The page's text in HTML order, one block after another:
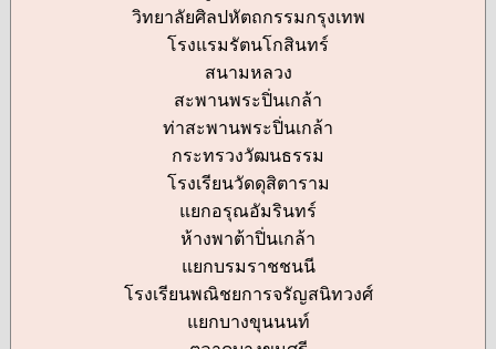
วิทยาลัยศิลปหัตถกรรมกรุงเทพ
โรงแรมรัตนโกสินทร์
สนามหลวง
สะพานพระปิ่นเกล้า
ท่าสะพานพระปิ่นเกล้า
กระทรวงวัฒนธรรม
โรงเรียนวัดดุสิตาราม
แยกอรุณอัมรินทร์
ห้างพาต้าปิ่นเกล้า
แยกบรมราชชนนี
โรงเรียนพณิชยการจรัญสนิทวงศ์
แยกบางขุนนนท์